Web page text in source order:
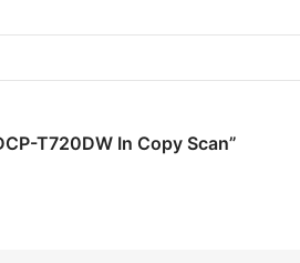
T720DW In Copy Scan”